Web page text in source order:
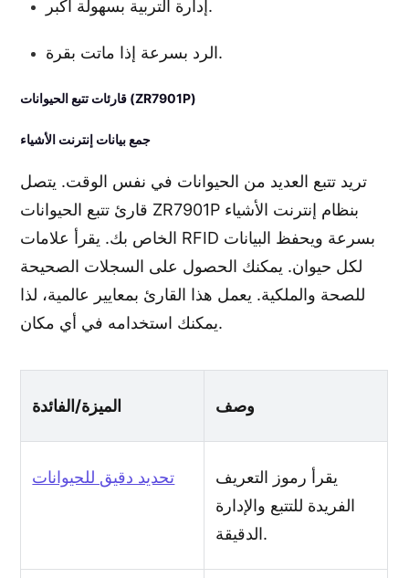
إدارة التربية بسهولة أكبر.
الرد بسرعة إذا ماتت بقرة.
قارئات تتبع الحيوانات (ZR7901P)
جمع بيانات إنترنت الأشياء
تريد تتبع العديد من الحيوانات في نفس الوقت. يتصل
قارئ تتبع الحيوانات ZR7901P بنظام إنترنت الأشياء
الخاص بك. يقرأ علامات RFID بسرعة ويحفظ البيانات
لكل حيوان. يمكنك الحصول على السجلات الصحيحة
للصحة والملكية. يعمل هذا القارئ بمعايير عالمية، لذا
يمكنك استخدامه في أي مكان.
الميزة/الفائدة وصف
تحديد دقيق للحيوانات
يقرأ رموز التعريف
الفريدة للتتبع والإدارة
الدقيقة.